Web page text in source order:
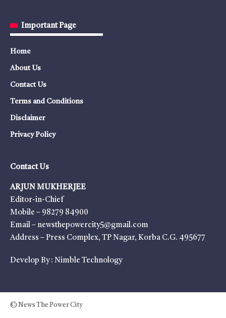
Important Page
Home
About Us
Contact Us
Terms and Conditions
Disclaimer
Privacy Policy
Contact Us
ARJUN MUKHERJEE
Editor-in-Chief
Mobile – 98279 84900
Email – newsthepowercity5@gmail.com
Address – Press Complex, TP Nagar, Korba C.G. 495677
Develop By : Nimble Technology
© News The Power City